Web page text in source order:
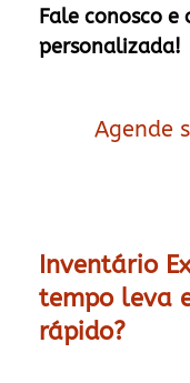
Fale conosco
personalizada!
Agende
Inventário
tempo leva
rápido?